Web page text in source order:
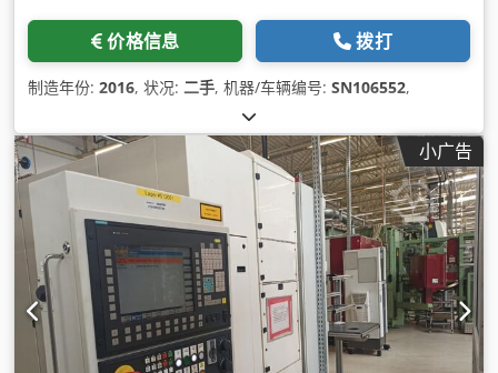
价格信息 拨打
制造年份: 2016, 状况: 二手, 机器/车辆编号: SN106552,
小广告